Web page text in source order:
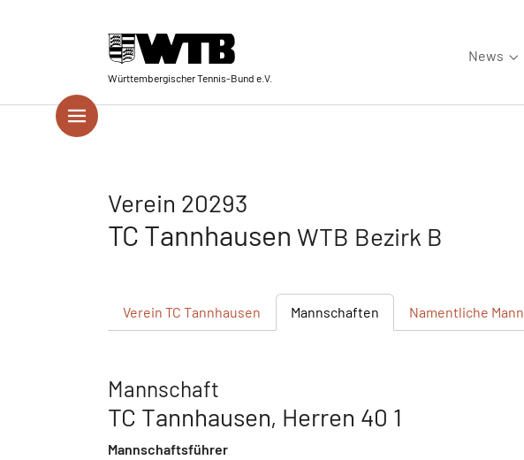
Württembergischer Tennis-Bund e.V.
News
Verein 20293
TC Tannhausen WTB Bezirk B
Verein TC Tannhausen Mannschaften Namentliche
Mannschaft
TC Tannhausen, Herren 40 1
Mannschaftsführer